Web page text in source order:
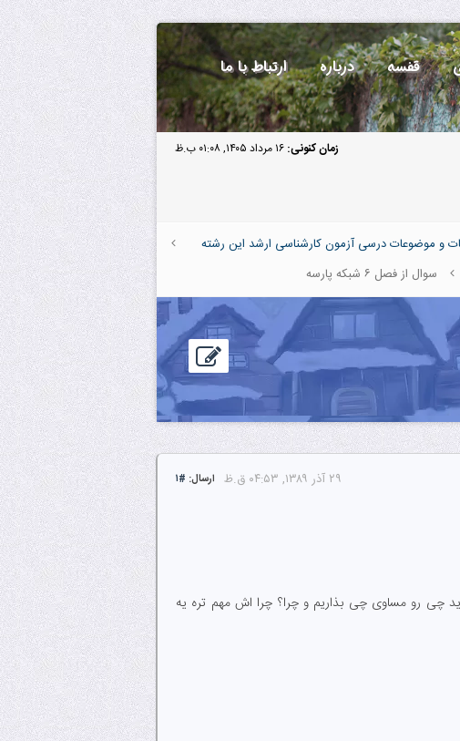
قفسه درباره ارتباط با ما
زمان کنونی: ۱۶ مرداد ۱۴۰۵, ۰۱:۰۸ ب.ظ
و موضوعات درسی آزمون کارشناسی ارشد این رشته
سوال از فصل ۶ شبکه پارسه
ارسال: #۱
۲۹ آذر ۱۳۸۹, ۰۴:۵۳ ق.ظ
چی رو مساوی چی بذاریم و چرا؟ چرا اش مهم تره یه